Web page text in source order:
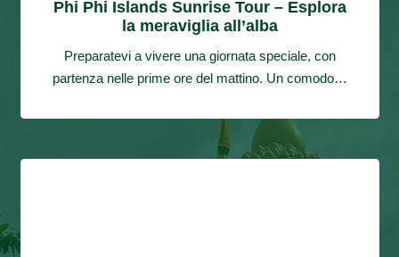
Phi Phi Islands Sunrise Tour – Esplora
la meraviglia all’alba
Preparatevi a vivere una giornata speciale, con
partenza nelle prime ore del mattino. Un comodo…